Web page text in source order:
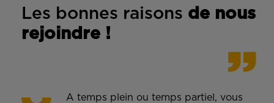
Les bonnes raisons de nous
rejoindre !
A temps plein ou temps partiel, vous